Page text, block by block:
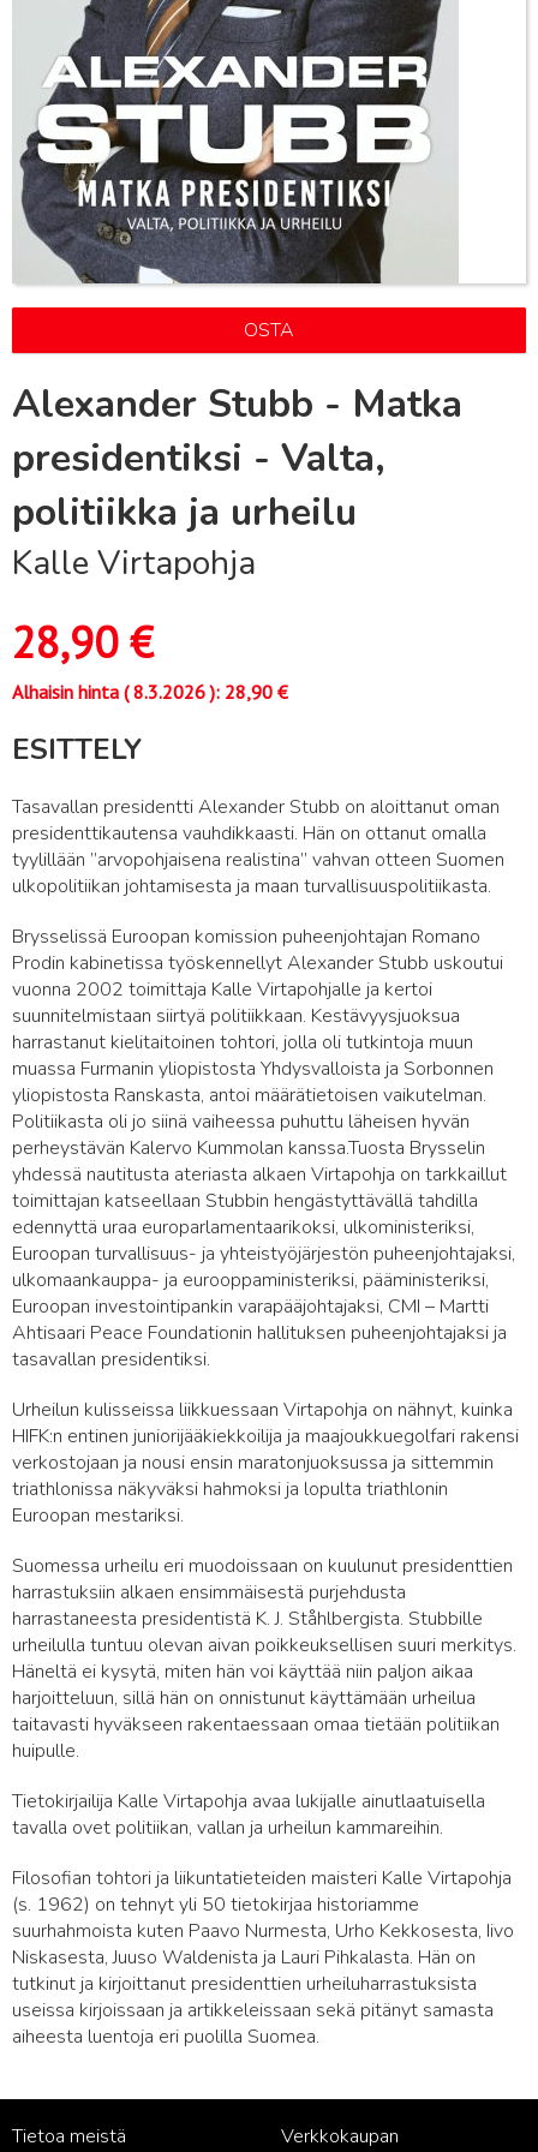
OSTA
Alexander Stubb - Matka
presidentiksi - Valta,
politiikka ja urheilu
Kalle Virtapohja
28,90€
Alhaisin hinta (8.3.2026): 28,90 €
ESITTELY
Tasavallan presidentti Alexander Stubb on aloittanut oman
presidenttikautensa vauhdikkaasti. Hän on ottanut omalla
tyylillään ”arvopohjaisena realistina” vahvan otteen Suomen
ulkopolitiikan johtamisesta ja maan turvallisuuspolitiikasta.
Brysselissä Euroopan komission puheenjohtajan Romano
Prodin kabinetissa työskennellyt Alexander Stubb uskoutui
vuonna 2002 toimittaja Kalle Virtapohjalle ja kertoi
suunnitelmistaan siirtyä politiikkaan. Kestävyysjuoksua
harrastanut kielitaitoinen tohtori, jolla oli tutkintoja muun
muassa Furmanin yliopistosta Yhdysvalloista ja Sorbonnen
yliopistosta Ranskasta, antoi määrätietoisen vaikutelman.
Politiikasta oli jo siinä vaiheessa puhuttu läheisen hyvän
perheystävän Kalervo Kummolan kanssa.Tuosta Brysselin
yhdessä nautitusta ateriasta alkaen Virtapohja on tarkkaillut
toimittajan katseellaan Stubbin hengästyttävällä tahdilla
edennyttä uraa europarlamentaarikoksi, ulkoministeriksi,
Euroopan turvallisuus- ja yhteistyöjärjestön puheenjohtajaksi,
ulkomaankauppa- ja eurooppaministeriksi, pääministeriksi,
Euroopan investointipankin varapääjohtajaksi, CMI – Martti
Ahtisaari Peace Foundationin hallituksen puheenjohtajaksi ja
tasavallan presidentiksi.
Urheilun kulisseissa liikkuessaan Virtapohja on nähnyt, kuinka
HIFK:n entinen juniorijääkiekkoilija ja maajoukkuegolfari rakensi
verkostojaan ja nousi ensin maratonjuoksussa ja sittemmin
triathlonissa näkyväksi hahmoksi ja lopulta triathlonin
Euroopan mestariksi.
Suomessa urheilu eri muodoissaan on kuulunut presidenttien
harrastuksiin alkaen ensimmäisestä purjehdusta
harrastaneesta presidentistä K. J. Ståhlbergista. Stubbille
urheilulla tuntuu olevan aivan poikkeuksellisen suuri merkitys.
Häneltä ei kysytä, miten hän voi käyttää niin paljon aikaa
harjoitteluun, sillä hän on onnistunut käyttämään urheilua
taitavasti hyväkseen rakentaessaan omaa tietään politiikan
huipulle.
Tietokirjailija Kalle Virtapohja avaa lukijalle ainutlaatuisella
tavalla ovet politiikan, vallan ja urheilun kammareihin.
Filosofian tohtori ja liikuntatieteiden maisteri Kalle Virtapohja
(s. 1962) on tehnyt yli 50 tietokirjaa historiamme
suurhahmoista kuten Paavo Nurmesta, Urho Kekkosesta, Iivo
Niskasesta, Juuso Waldenista ja Lauri Pihkalasta. Hän on
tutkinut ja kirjoittanut presidenttien urheiluharrastuksista
useissa kirjoissaan ja artikkeleissaan sekä pitänyt samasta
aiheesta luentoja eri puolilla Suomea.
Tietoa meistä
Verkkokaupan